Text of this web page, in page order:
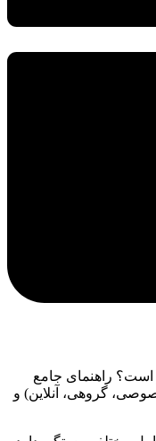
است؟ راهنمای جامع
(خصوصی، گروهی، آنلاین) و